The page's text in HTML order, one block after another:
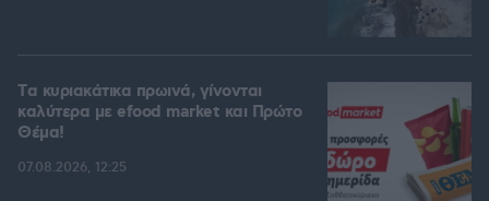
Tα κυριακάτικα πρωινά, γίνονται
καλύτερα με efood market και Πρώτο
Θέμα!
07.08.2026, 12:25